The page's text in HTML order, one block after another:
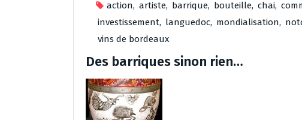
action, artiste, barrique, bouteille, chai,
investissement, languedoc, mondialisation,
vins de bordeaux
Des barriques sinon rien…